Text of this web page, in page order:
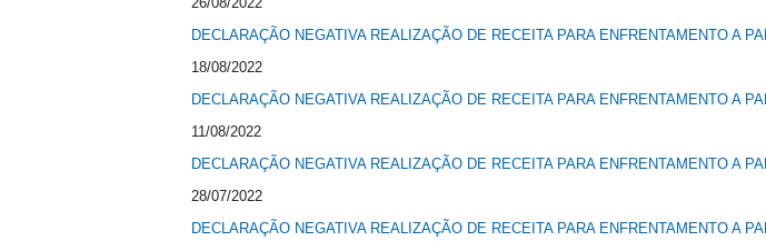
DECLARAÇÃO NEGATIVA REALIZAÇÃO DE RECEITA PARA ENFRENTAMENTO A
18/08/2022
DECLARAÇÃO NEGATIVA REALIZAÇÃO DE RECEITA PARA ENFRENTAMENTO A
11/08/2022
DECLARAÇÃO NEGATIVA REALIZAÇÃO DE RECEITA PARA ENFRENTAMENTO A
28/07/2022
DECLARAÇÃO NEGATIVA REALIZAÇÃO DE RECEITA PARA ENFRENTAMENTO A